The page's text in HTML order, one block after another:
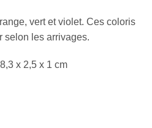
vert et violet. Ces coloris
selon les arrivages.
x 2,5 x 1 cm